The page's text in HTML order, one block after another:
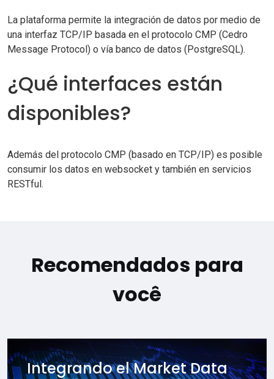
La plataforma permite la integración de datos por medio de
una interfaz TCP/IP basada en el protocolo CMP (Cedro
Message Protocol) o vía banco de datos (PostgreSQL).
¿Qué interfaces están
disponibles?
Además del protocolo CMP (basado en TCP/IP) es posible
consumir los datos en websocket y también en servicios
RESTful.
Recomendados para
você
Integrando el Market Data